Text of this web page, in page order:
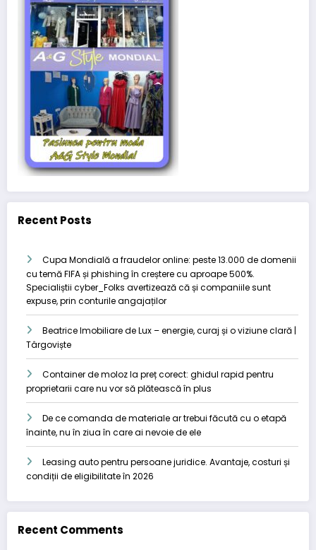
Recent Posts
Cupa Mondială a fraudelor online: peste 13.000 de domenii
cu temă FIFA și phishing în creștere cu aproape 500%.
Specialiștii cyber_Folks avertizează că și companiile sunt
expuse, prin conturile angajaților
Beatrice Imobiliare de Lux – energie, curaj și o viziune clară |
Târgoviște
Container de moloz la preț corect: ghidul rapid pentru
proprietarii care nu vor să plătească în plus
De ce comanda de materiale ar trebui făcută cu o etapă
înainte, nu în ziua în care ai nevoie de ele
Leasing auto pentru persoane juridice. Avantaje, costuri și
condiții de eligibilitate în 2026
Recent Comments